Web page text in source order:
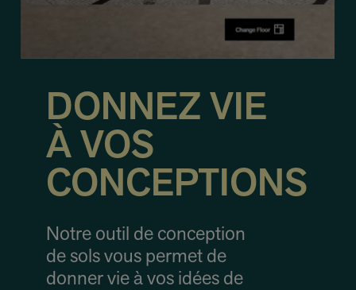
DONNEZ VIE
À VOS
CONCEPTIONS
Notre outil de conception
de sols vous permet de
donner vie à vos idées de